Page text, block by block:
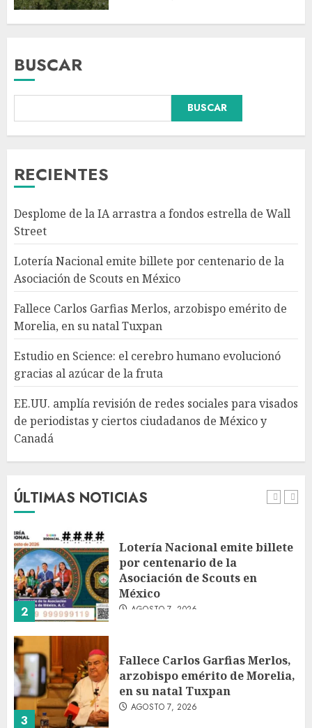
BUSCAR
BUSCAR
RECIENTES
Desplome de la IA arrastra a fondos estrella de Wall
Street
Lotería Nacional emite billete por centenario de la
Asociación de Scouts en México
Fallece Carlos Garfias Merlos, arzobispo emérito de
Morelia, en su natal Tuxpan
Estudio en Science: el cerebro humano evolucionó
gracias al azúcar de la fruta
EE.UU. amplía revisión de redes sociales para visados
de periodistas y ciertos ciudadanos de México y
Canadá
ÚLTIMAS NOTICIAS
3
Fallece Carlos Garfias Merlos,
4
humano evolucionó gracias al
azúcar de la fruta
AGOSTO 7, 2026
EE.UU. amplía revisión de
periodistas y ciertos
ciudadanos de México y
Canadá
AGOSTO 7, 2026
1
fondos estrella de Wall Street
2
Lotería Nacional emite billete
por centenario de la
Asociación de Scouts en
México
AGOSTO 7, 2026
3
Fallece Carlos Garfias Merlos,
arzobispo emérito de Morelia,
en su natal Tuxpan
AGOSTO 7, 2026